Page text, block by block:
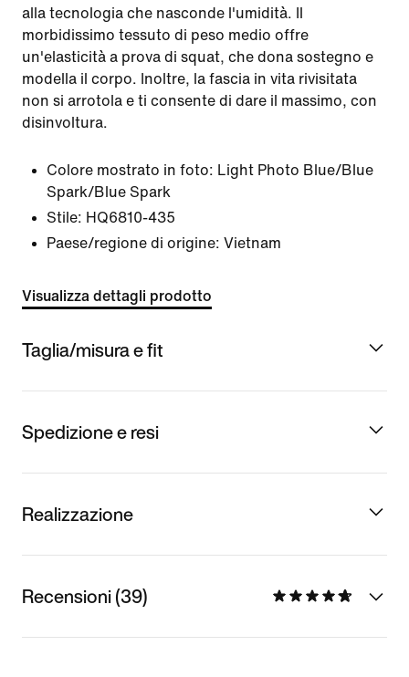
alla tecnologia che nasconde l'umidità. Il
morbidissimo tessuto di peso medio offre
un'elasticità a prova di squat, che dona sostegno e
modella il corpo. Inoltre, la fascia in vita rivisitata
non si arrotola e ti consente di dare il massimo, con
disinvoltura.
Colore mostrato in foto: Light Photo Blue/Blue
Spark/Blue Spark
Stile: HQ6810-435
Paese/regione di origine: Vietnam
Visualizza dettagli prodotto
Taglia/misura e fit
Spedizione e resi
Realizzazione
Recensioni (39)